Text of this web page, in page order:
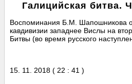
Галицийская битва.
Воспоминания Б.М. Шапошникова о
кавдивизии западнее Вислы на
Битвы (во время русского
15. 11. 2018 ( 22 : 41 )